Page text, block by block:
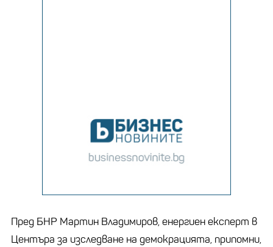
Пред БНР Мартин Владимиров, енергиен експерт в
Центъра за изследване на демокрацията, припомни,